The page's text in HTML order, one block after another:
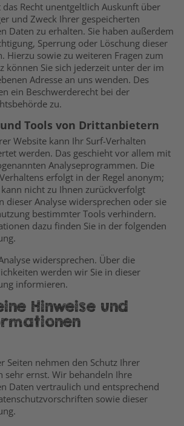
das Recht unentgeltlich Auskunft über
und Zweck Ihrer gespeicherten
Daten zu erhalten. Sie haben außerdem
Sperrung oder Löschung dieser
Hierzu sowie zu weiteren Fragen zum
können Sie sich jederzeit unter der im
Adresse an uns wenden. Des
ein Beschwerderecht bei der
zu.
Tools von Drittanbietern
Website kann Ihr Surf-Verhalten
werden. Das geschieht vor allem mit
Analyseprogrammen. Die
erfolgt in der Regel anonym;
nicht zu Ihnen zurückverfolgt
dieser Analyse widersprechen oder sie
bestimmter Tools verhindern.
dazu finden Sie in der folgenden
widersprechen. Über die
werden wir Sie in dieser
informieren.
Hinweise und
Seiten nehmen den Schutz Ihrer
sehr ernst. Wir behandeln Ihre
Daten vertraulich und entsprechend
sowie dieser